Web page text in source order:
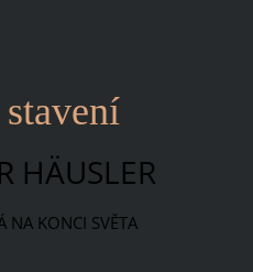
HÄUSLER
NA KONCI SVĚTA